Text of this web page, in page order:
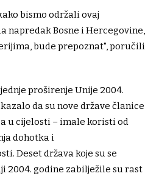
bismo održali ovaj
napredak Bosne i Hercegovine,
bude prepoznat", poručili
proširenje Unije 2004.
da su nove države članice
u cijelosti – imale koristi od
dohotka i
Deset država koje su se
2004. godine zabilježile su rast